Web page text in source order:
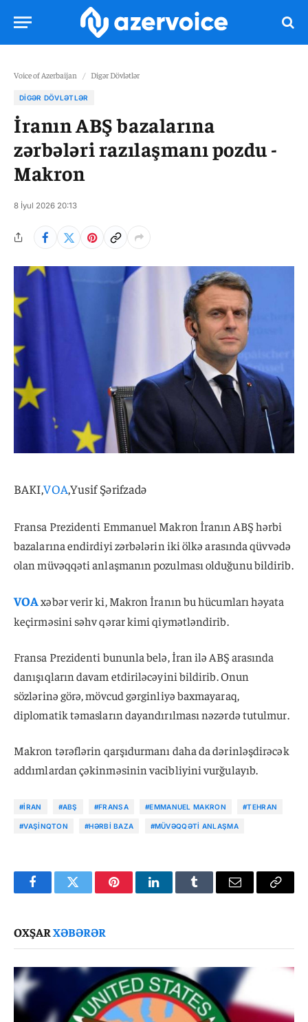
Voice of Azerbaijan / Digər Dövlətlər
DIGƏR DÖVLƏTLƏR
İranın ABŞ bazalarına
zərbələri razılaşmanı pozdu -
Makron
8 İyul 2026 20:13
BAKI,VOA,Yusif Şərifzadə
Fransa Prezidenti Emmanuel Makron İranın ABŞ hərbi
bazalarına endirdiyi zərbələrin iki ölkə arasında qüvvədə
olan müvəqqəti anlaşmanın pozulması olduğunu bildirib.
VOAxəbər verir ki, Makron İranın bu hücumları həyata
keçirməsini səhv qərar kimi qiymətləndirib.
Fransa Prezidenti bununla belə, İran ilə ABŞ arasında
danışıqların davam etdiriləcəyini bildirib. Onun
sözlərinə görə, mövcud gərginliyə baxmayaraq,
diplomatik təmasların dayandırılması nəzərdə tutulmur.
Makron tərəflərin qarşıdurmanı daha da dərinləşdirəcək
addımlardan çəkinməsinin vacibliyini vurğulayıb.
#İRAN #ABŞ #FRANSA #EMMANUEL MAKRON #TEHRAN
#VAŞINQTON #HƏRBI BAZA #MÜVƏQQƏTI ANLAŞMA
FacebookTwitter PinterestLinkedInTumblr Email
Copy
OXŞARXƏBƏRƏR